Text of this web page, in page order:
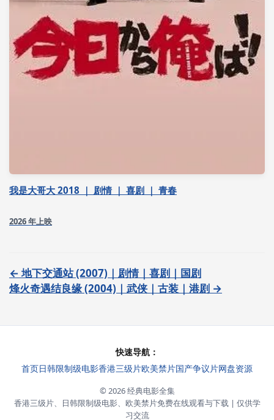
我是大哥大 2018 ｜ 剧情 ｜ 喜剧 ｜ 青春
2026 年上映
← 地下交通站 (2007)｜剧情｜喜剧｜国剧
烽火奇遇结良缘 (2004)｜武侠｜古装｜港剧 →
快速导航：
首页日韩限制级电影香港三级片欧美禁片国产争议片网盘资源
© 2026 经典电影全集
香港三级片、日韩限制级电影、欧美禁片免费在线观看与下载 | 仅供学
习交流